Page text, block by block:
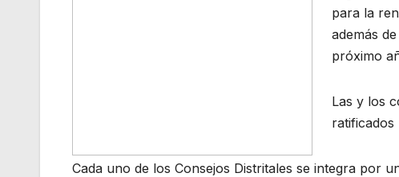
para la
además
próximo
Las y los
ratificados
Cada uno de los Consejos Distritales se integra por